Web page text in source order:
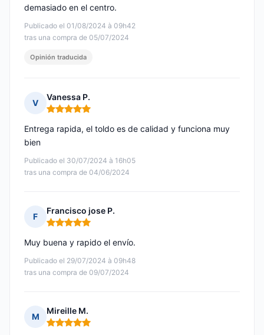
Publicado el 01/08/2024 à 09h42
tras una compra de 05/07/2024
demasiado en el centro.
Opinión traducida
V
Vanessa P.
Nota: 5 de 5
Publicado el 30/07/2024 à 16h05
tras una compra de 04/06/2024
Entrega rapida, el toldo es de calidad y funciona muy
bien
F
Francisco jose P.
Nota: 5 de 5
Publicado el 29/07/2024 à 09h48
tras una compra de 09/07/2024
Muy buena y rapido el envío.
M
Mireille M.
Nota: 5 de 5